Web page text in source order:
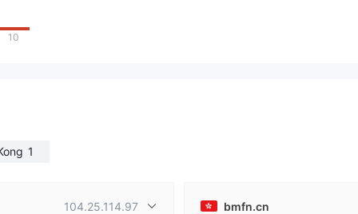
10
1
104.25.114.97 bmfn.cn